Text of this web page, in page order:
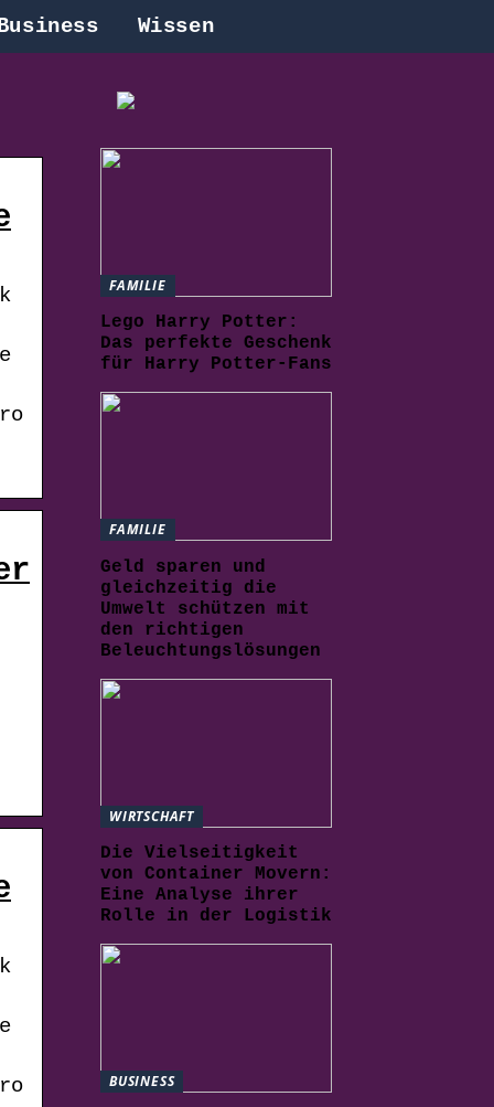
Wissen
FAMILIE
Lego Harry Potter:
Das perfekte Geschenk
für Harry Potter-Fans
FAMILIE
Geld sparen und
gleichzeitig die
Umwelt schützen mit
den richtigen
Beleuchtungslösungen
WIRTSCHAFT
Die Vielseitigkeit
von Container Movern:
Eine Analyse ihrer
Rolle in der Logistik
BUSINESS